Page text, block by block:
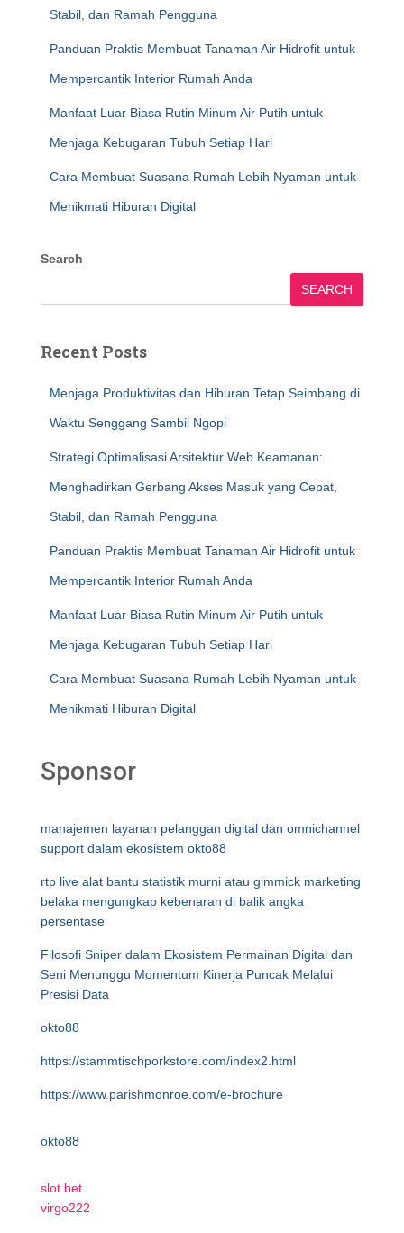
Stabil, dan Ramah Pengguna
Panduan Praktis Membuat Tanaman Air Hidrofit untuk
Mempercantik Interior Rumah Anda
Manfaat Luar Biasa Rutin Minum Air Putih untuk
Menjaga Kebugaran Tubuh Setiap Hari
Cara Membuat Suasana Rumah Lebih Nyaman untuk
Menikmati Hiburan Digital
Search
SEARCH
Recent Posts
Menjaga Produktivitas dan Hiburan Tetap Seimbang di
Waktu Senggang Sambil Ngopi
Strategi Optimalisasi Arsitektur Web Keamanan:
Menghadirkan Gerbang Akses Masuk yang Cepat,
Stabil, dan Ramah Pengguna
Panduan Praktis Membuat Tanaman Air Hidrofit untuk
Mempercantik Interior Rumah Anda
Manfaat Luar Biasa Rutin Minum Air Putih untuk
Menjaga Kebugaran Tubuh Setiap Hari
Cara Membuat Suasana Rumah Lebih Nyaman untuk
Menikmati Hiburan Digital
Sponsor
manajemen layanan pelanggan digital dan omnichannel
support dalam ekosistem okto88
rtp live alat bantu statistik murni atau gimmick marketing
belaka mengungkap kebenaran di balik angka
persentase
Filosofi Sniper dalam Ekosistem Permainan Digital dan
Seni Menunggu Momentum Kinerja Puncak Melalui
Presisi Data
okto88
https://stammtischporkstore.com/index2.html
https://www.parishmonroe.com/e-brochure
okto88
slot bet
virgo222